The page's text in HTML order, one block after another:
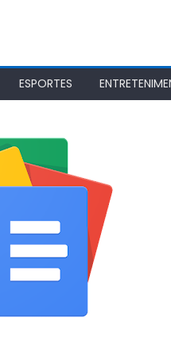
ESPORTES